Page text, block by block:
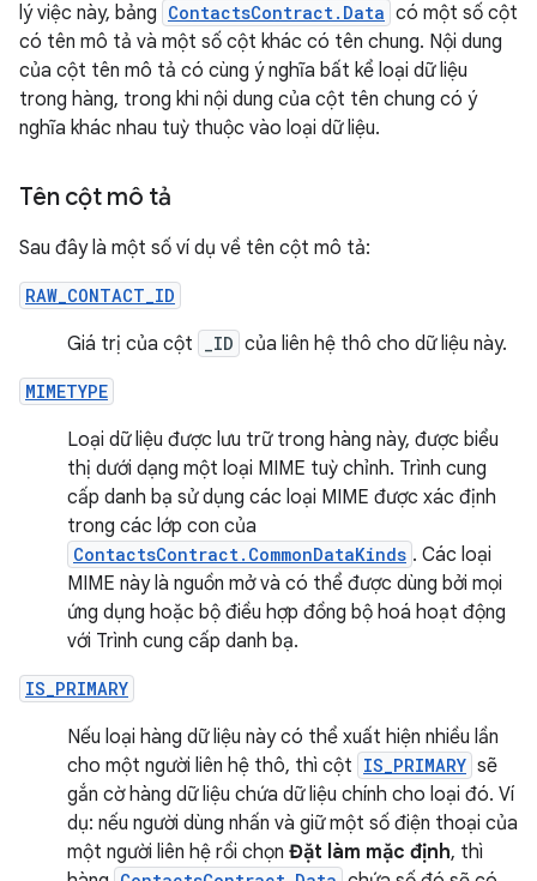
lý việc này, bảng ContactsContract.Data có một số cột
có tên mô tả và một số cột khác có tên chung. Nội dung
của cột tên mô tả có cùng ý nghĩa bất kể loại dữ liệu
trong hàng, trong khi nội dung của cột tên chung có ý
nghĩa khác nhau tuỳ thuộc vào loại dữ liệu.
Tên cột mô tả
Sau đây là một số ví dụ về tên cột mô tả:
RAW_CONTACT_ID
Giá trị của cột _ID của liên hệ thô cho dữ liệu này.
MIMETYPE
Loại dữ liệu được lưu trữ trong hàng này, được biểu
thị dưới dạng một loại MIME tuỳ chỉnh. Trình cung
cấp danh bạ sử dụng các loại MIME được xác định
trong các lớp con của
ContactsContract.CommonDataKinds . Các loại
MIME này là nguồn mở và có thể được dùng bởi mọi
ứng dụng hoặc bộ điều hợp đồng bộ hoá hoạt động
với Trình cung cấp danh bạ.
IS_PRIMARY
Nếu loại hàng dữ liệu này có thể xuất hiện nhiều lần
cho một người liên hệ thô, thì cột IS_PRIMARY sẽ
gắn cờ hàng dữ liệu chứa dữ liệu chính cho loại đó. Ví
dụ: nếu người dùng nhấn và giữ một số điện thoại của
một người liên hệ rồi chọn Đặt làm mặc định, thì